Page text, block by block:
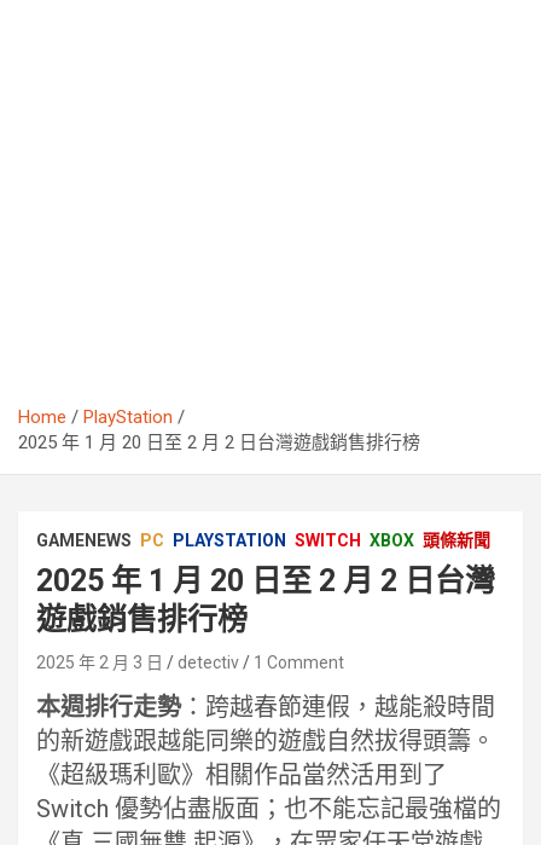
Home
PlayStation
2025 年 1 月 20 日至 2 月 2 日台灣遊戲銷售排行榜
GAMENEWS PC PLAYSTATION SWITCH XBOX 頭條新聞
2025 年 1 月 20 日至 2 月 2 日台灣
遊戲銷售排行榜
2025 年 2 月 3 日 detectiv 1 Comment
本週排行走勢：跨越春節連假，越能殺時間
的新遊戲跟越能同樂的遊戲自然拔得頭籌。
《超級瑪利歐》相關作品當然活用到了
Switch 優勢佔盡版面；也不能忘記最強檔的